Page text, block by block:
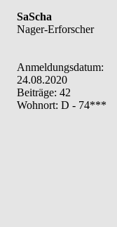
SaScha
Nager-Erforscher
Anmeldungsdatum:
24.08.2020
Beiträge: 42
Wohnort: D - 74***